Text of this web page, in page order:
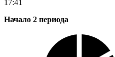
17:41
Начало 2 периода